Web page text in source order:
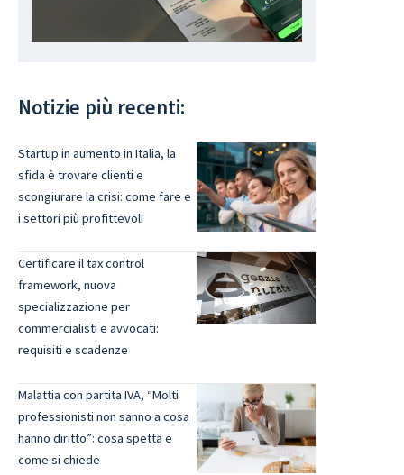
Notizie più recenti:
Startup in aumento in Italia, la
sfida è trovare clienti e
scongiurare la crisi: come fare e
i settori più profittevoli
Certificare il tax control
framework, nuova
specializzazione per
commercialisti e avvocati:
requisiti e scadenze
Malattia con partita IVA, “Molti
professionisti non sanno a cosa
hanno diritto”: cosa spetta e
come si chiede